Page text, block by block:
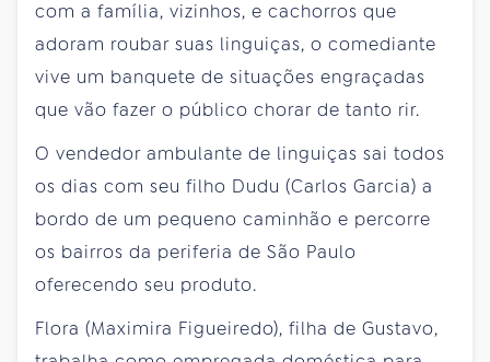
com a família, vizinhos, e cachorros que
adoram roubar suas linguiças, o comediante
vive um banquete de situações engraçadas
que vão fazer o público chorar de tanto rir.
O vendedor ambulante de linguiças sai todos
os dias com seu filho Dudu (Carlos Garcia) a
bordo de um pequeno caminhão e percorre
os bairros da periferia de São Paulo
oferecendo seu produto.
Flora (Maximira Figueiredo), filha de Gustavo,